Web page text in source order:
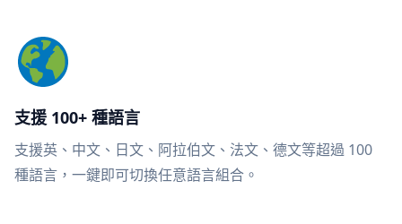
支援 100+ 種語言
支援英、中文、日文、阿拉伯文、法文、德文等超過 100
種語言，一鍵即可切換任意語言組合。